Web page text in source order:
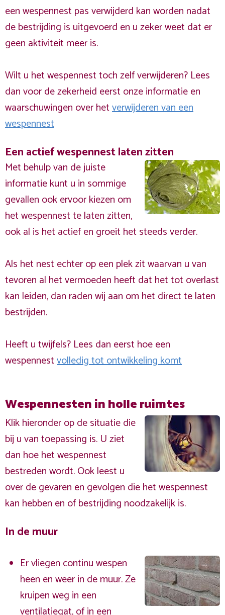
een wespennest pas verwijderd kan worden nadat
de bestrijding is uitgevoerd en u zeker weet dat er
geen aktiviteit meer is.
Wilt u het wespennest toch zelf verwijderen? Lees
dan voor de zekerheid eerst onze informatie en
waarschuwingen over hetverwijderen van een
wespennest
Een actief wespennest laten zitten
Met behulp van de juiste
informatie kunt u in sommige
gevallen ook ervoor kiezen om
het wespennest te laten zitten,
ook al is het actief en groeit het steeds verder.
Als het nest echter op een plek zit waarvan u van
tevoren al het vermoeden heeft dat het tot overlast
kan leiden, dan raden wij aan om het direct te laten
bestrijden.
Heeft u twijfels? Lees dan eerst hoe een
wespennestvolledig tot ontwikkeling komt
Wespennesten in holle ruimtes
Klik hieronder op de situatie die
bij u van toepassing is. U ziet
dan hoe het wespennest
bestreden wordt. Ook leest u
over de gevaren en gevolgen die het wespennest
kan hebben en of bestrijding noodzakelijk is.
In de muur
Er vliegen continu wespen
heen en weer in de muur. Ze
kruipen weg in een